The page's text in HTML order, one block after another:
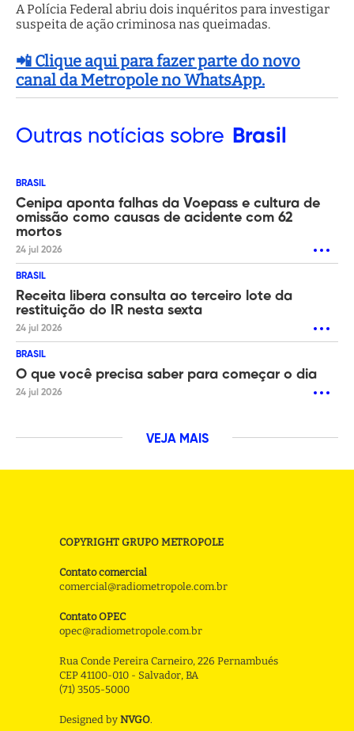
A Polícia Federal abriu dois inquéritos para investigar
suspeita de ação criminosa nas queimadas.
📲 Clique aqui para fazer parte do novo
canal da Metropole no WhatsApp.
Outras notícias sobre Brasil
BRASIL
Cenipa aponta falhas da Voepass e cultura de
omissão como causas de acidente com 62
mortos
24 jul 2026
BRASIL
Receita libera consulta ao terceiro lote da
restituição do IR nesta sexta
24 jul 2026
BRASIL
O que você precisa saber para começar o dia
24 jul 2026
VEJA MAIS
COPYRIGHT GRUPO METROPOLE
Contato comercial
comercial@radiometropole.com.br
Contato OPEC
opec@radiometropole.com.br
Rua Conde Pereira Carneiro, 226 Pernambués
CEP 41100-010 - Salvador, BA
(71) 3505-5000
Designed by NVGO.